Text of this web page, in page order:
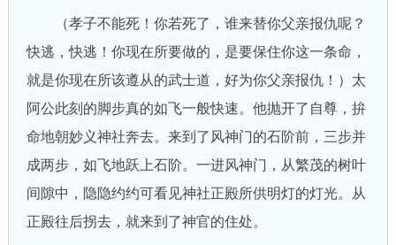
（孝子不能死！你若死了，谁来替你父亲报仇呢？
快逃，快逃！你现在所要做的，是要保住你这一条命，
就是你现在所该遵从的武士道，好为你父亲报仇！）太
阿公此刻的脚步真的如飞一般快速。他抛开了自尊，拚
命地朝妙义神社奔去。来到了风神门的石阶前，三步并
成两步，如飞地跃上石阶。一进风神门，从繁茂的树叶
间隙中，隐隐约约可看见神社正殿所供明灯的灯光。从
正殿往后拐去，就来到了神官的住处。